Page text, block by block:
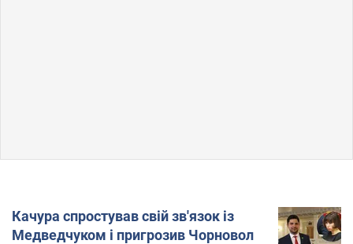
Качура спростував свій зв'язок із
Медведчуком і пригрозив Чорновол